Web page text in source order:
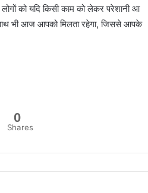
को यदि किसी काम को लेकर परेशानी आ
साथ भी आज आपको मिलता रहेगा, जिससे आपके
0
Shares